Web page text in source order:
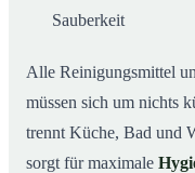
Sauberkeit
Alle Reinigungsmittel
müssen sich um nichts
trennt Küche, Bad und
sorgt für maximale